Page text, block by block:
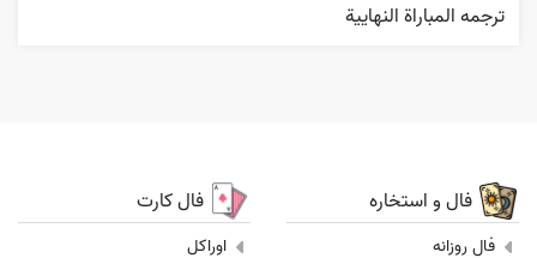
ترجمه المباراة النهایية
فال و استخاره
فال روزانه
فال کارت
اوراکل